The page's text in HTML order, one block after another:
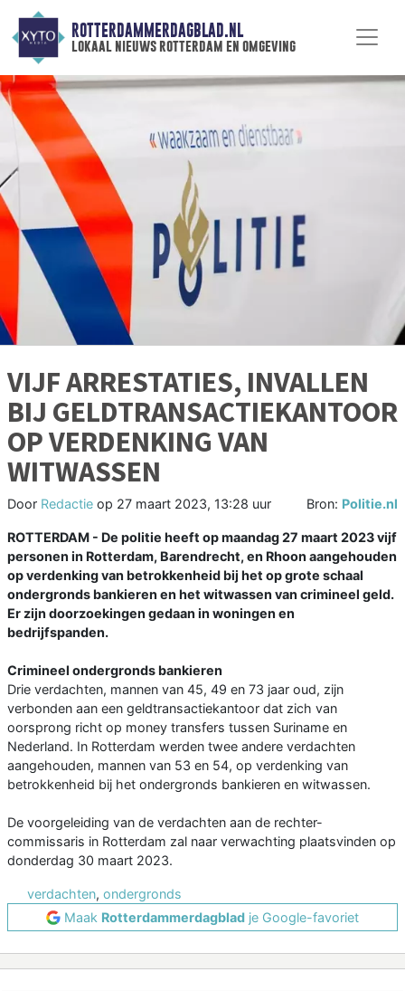
ROTTERDAMMERDAGBLAD.NL
lokaal nieuws rotterdam en omgeving
VIJF ARRESTATIES, INVALLEN
BIJ GELDTRANSACTIEKANTOOR
OP VERDENKING VAN
WITWASSEN
Door Redactie op 27 maart 2023, 13:28 uur Bron: Politie.nl
ROTTERDAM - De politie heeft op maandag 27 maart 2023 vijf
personen in Rotterdam, Barendrecht, en Rhoon aangehouden
op verdenking van betrokkenheid bij het op grote schaal
ondergronds bankieren en het witwassen van crimineel geld.
Er zijn doorzoekingen gedaan in woningen en
bedrijfspanden.
Crimineel ondergronds bankieren
Drie verdachten, mannen van 45, 49 en 73 jaar oud, zijn
verbonden aan een geldtransactiekantoor dat zich van
oorsprong richt op money transfers tussen Suriname en
Nederland. In Rotterdam werden twee andere verdachten
aangehouden, mannen van 53 en 54, op verdenking van
betrokkenheid bij het ondergronds bankieren en witwassen.
De voorgeleiding van de verdachten aan de rechter-
commissaris in Rotterdam zal naar verwachting plaatsvinden op
donderdag 30 maart 2023.
verdachten, ondergronds
Maak Rotterdammerdagblad je Google-favoriet